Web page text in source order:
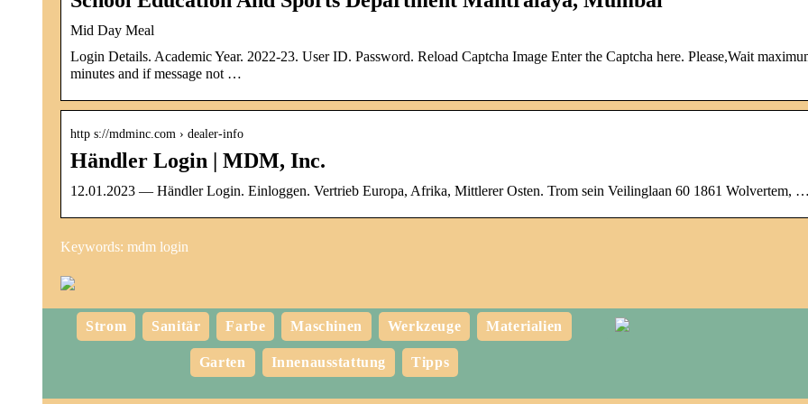
Mid Day Meal
Login Details. Academic Year. 2022-23. User ID. Password. Reload Captcha Image Enter the Captcha here. Please,Wait
minutes and if message not …
http s://mdminc.com › dealer-info
Händler Login | MDM, Inc.
12.01.2023 — Händler Login. Einloggen. Vertrieb Europa, Afrika, Mittlerer Osten. Trom sein Veilinglaan 60 1861 Wolvertem, …
Keywords: mdm login
Strom Sanitär Farbe Maschinen Werkzeuge Materialien
Garten Innenausstattung Tipps